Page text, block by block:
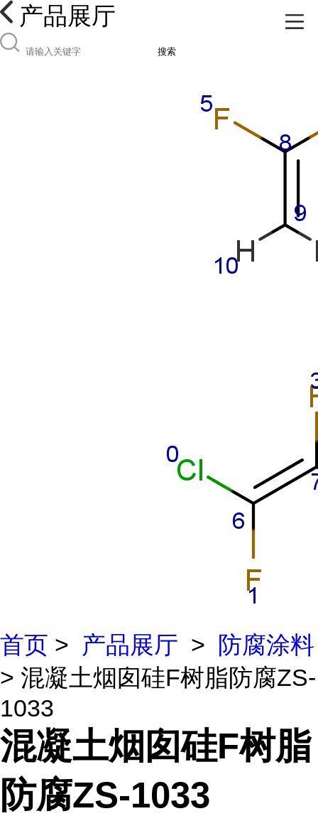
产品展厅
搜索
首页 > 产品展厅 >
防腐涂料
> 混凝土烟囱硅F树脂防腐ZS-
1033
混凝土烟囱硅F树脂
防腐ZS-1033